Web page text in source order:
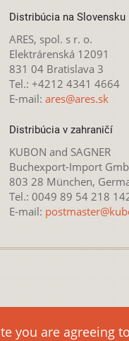
Distribúcia na Slovensku
ARES, spol. s r. o.
Elektrárenská 12091
831 04 Bratislava 3
Tel.: +4212 4341 4664
E-mail: ares@ares.sk
Distribúcia v zahraničí
KUBON and SAGNER
Buchexport-Import
803 28 München,
Tel.: 0049 89 54 218
E-mail:
Attribution-
you are agreeing